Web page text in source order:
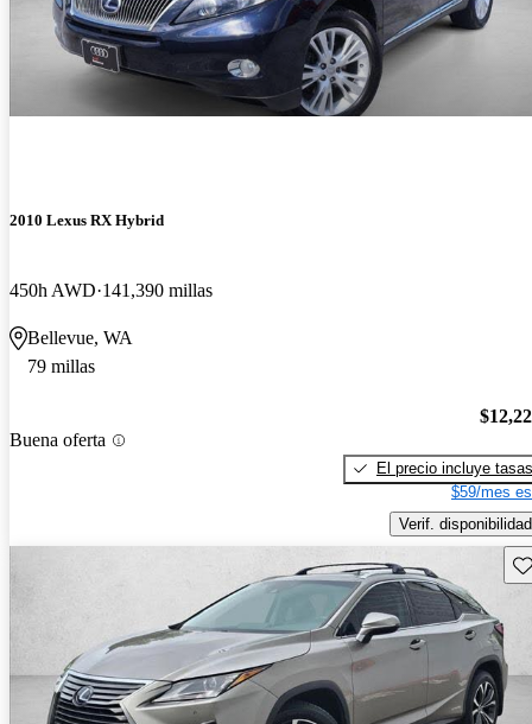
2010 Lexus RX Hybrid
450h AWD 141,390 millas
Bellevue, WA
79 millas
Buena oferta
El precio incluye tasas
$59/mes
Verif. disponibilidad